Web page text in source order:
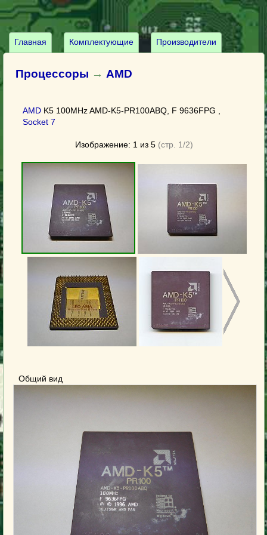
Главная Комплектующие Производители
Процессоры → AMD
AMD K5 100MHz AMD-K5-PR100ABQ, F 9636FPG ,
Socket 7
Изображение: 1 из 5(стр. 1/2)
Общий вид